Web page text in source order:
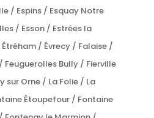
/ Espins / Esquay Notre
/ Esson / Estrées la
/ Évrecy / Falaise /
Feuguerolles Bully / Fierville
sur Orne / La Folie / La
Étoupefour / Fontaine